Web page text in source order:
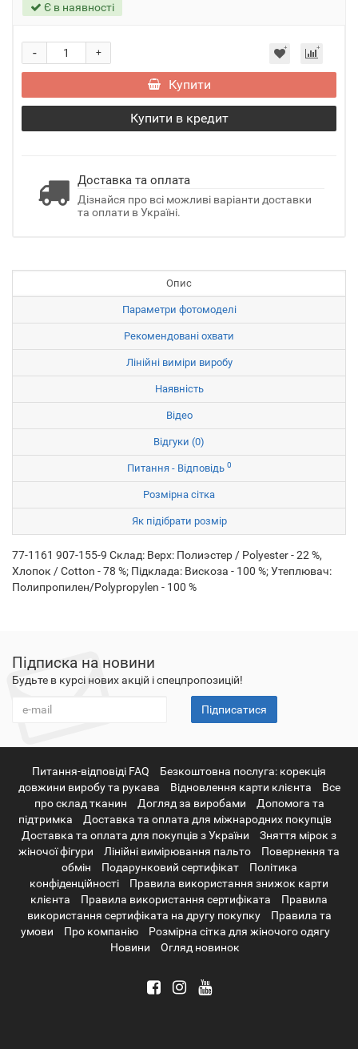
Є в наявності
+
-
Купити
Купити в кредит
Доставка та оплата
Дізнайся про всі можливі варіанти доставки
та оплати в Україні.
Опис
Параметри фотомоделі
Рекомендовані охвати
Лінійні виміри виробу
Наявність
Відео
Відгуки (0)
Питання - Відповідь 0
Розмірна сітка
Як підібрати розмір
77-1161 907-155-9 Склад: Верх: Полиэстер / Polyester - 22 %,
Хлопок / Cotton - 78 %; Підклада: Вискоза - 100 %; Утеплювач:
Полипропилен/Polypropylen - 100 %
Підписка на новини
Будьте в курсі нових акцій і спецпропозицій!
Підписатися
Питання-відповіді FAQ
Безкоштовна послуга: корекція
довжини виробу та рукава
Відновлення карти клієнта
Все
про склад тканин
Догляд за виробами
Допомога та
підтримка
Доставка та оплата для міжнародних покупців
Доставка та оплата для покупців з України
Зняття мірок з
жіночої фігури
Лінійні вимірювання пальто
Повернення та
обмін
Подарунковий сертифікат
Політика
конфіденційності
Правила використання знижок карти
клієнта
Правила використання сертифіката
Правила
використання сертифіката на другу покупку
Правила та
умови
Про компанію
Розмірна сітка для жіночого одягу
Новини
Огляд новинок